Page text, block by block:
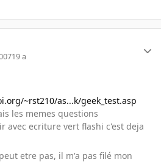
19 a
~rst210/as...k/geek_test.asp
les memes questions
avec ecriture vert flashi c'est deja
etre pas, il m'a pas filé mon